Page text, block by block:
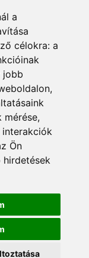
a
célokra: a
jobb
,
mérése,
Ön
hirdetések